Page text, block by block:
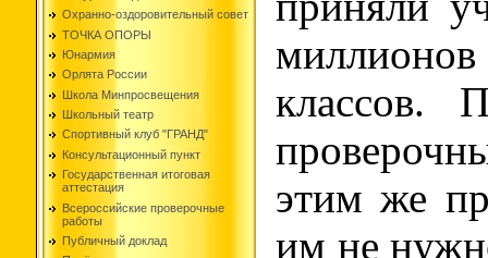
Охранно-оздоровительный совет
ТОЧКА ОПОРЫ
Юнармия
Орлята России
Школа Минпросвещения
Школьный театр
Спортивный клуб "ГРАНД"
Консультационный пункт
Государственная итоговая
аттестация
Всероссийские проверочные
работы
Публичный доклад
классов.
этим же
им не